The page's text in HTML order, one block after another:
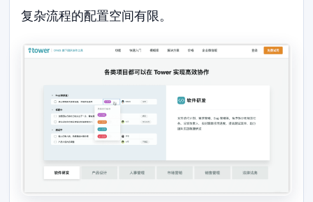
复杂流程的配置空间有限。